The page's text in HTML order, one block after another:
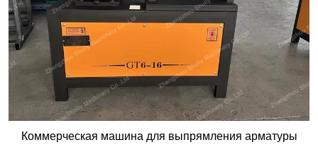
Коммерческая машина для выпрямления арматуры